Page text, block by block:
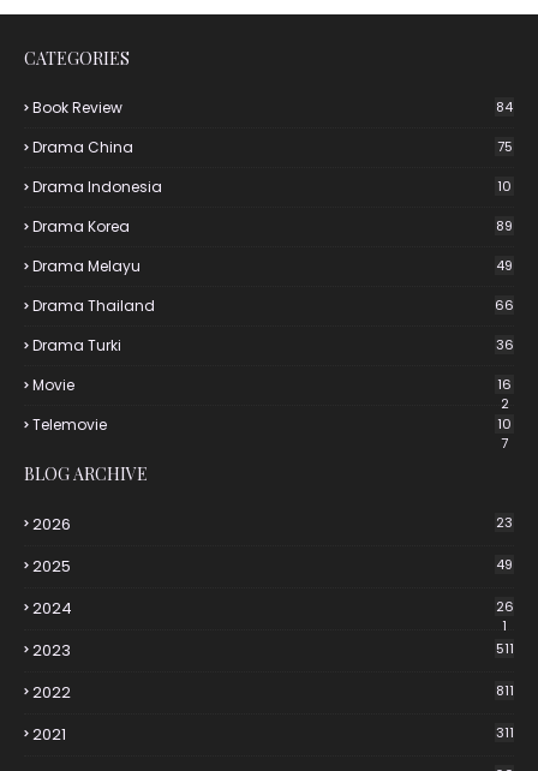
CATEGORIES
Book Review 84
Drama China 75
Drama Indonesia 10
Drama Korea 89
Drama Melayu 49
Drama Thailand 66
Drama Turki 36
Movie
16
2
Telemovie
10
7
BLOG ARCHIVE
2026 23
2025 49
2024
26
1
2023 511
2022 811
2021 311